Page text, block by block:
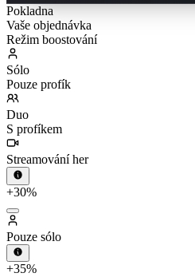
Pokladna
Vaše objednávka
Režim boostování
Sólo
Pouze profík
Duo
S profíkem
Streamování her
+30%
Pouze sólo
+35%